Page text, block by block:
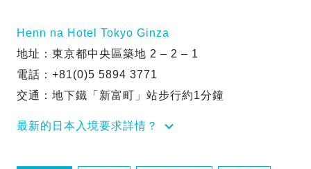
Henn na Hotel Tokyo Ginza
地址：東京都中央區築地 2 – 2 – 1
電話：+81(0)5 5894 3771
交通：地下鐵「新富町」站步行約1分鐘
最新的日本入境要求詳情？